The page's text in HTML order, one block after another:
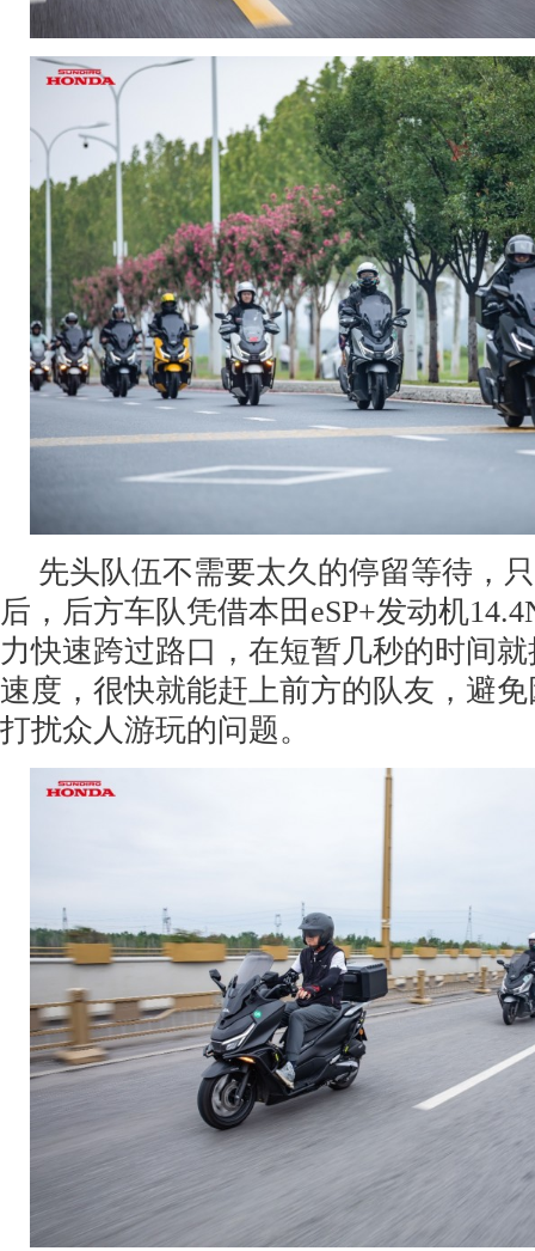
先头队伍不需要太久的停留等待，
后，后方车队凭借本田eSP+发动机
力快速跨过路口，在短暂几秒的时间
速度，很快就能赶上前方的队友，避
打扰众人游玩的问题。